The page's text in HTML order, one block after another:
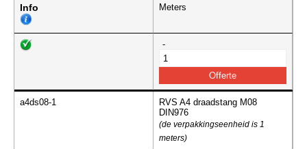
Info Meters
-
a4ds08-1
RVS A4 draadstang M08
DIN976
(de verpakkingseenheid is 1
meters)